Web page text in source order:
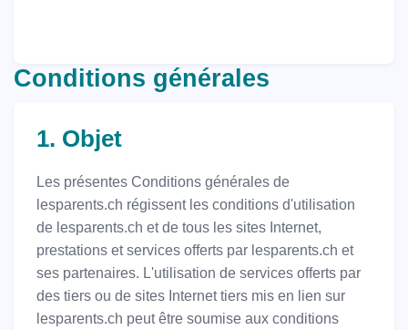
Conditions générales
1. Objet
Les présentes Conditions générales de
lesparents.ch régissent les conditions d'utilisation
de lesparents.ch et de tous les sites Internet,
prestations et services offerts par lesparents.ch et
ses partenaires. L'utilisation de services offerts par
des tiers ou de sites Internet tiers mis en lien sur
lesparents.ch peut être soumise aux conditions